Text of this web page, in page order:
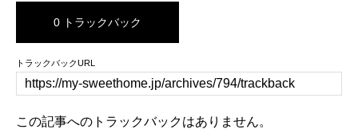
0 トラックバック
トラックバックURL
この記事へのトラックバックはありません。